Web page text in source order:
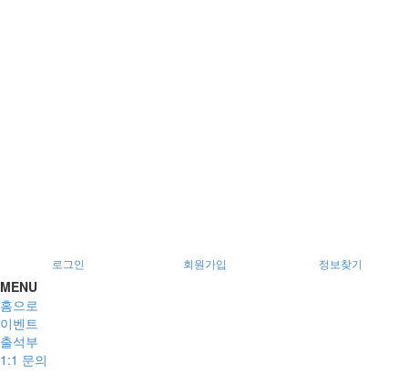
로그인 회원가입 정보찾기
MENU
홈으로
이벤트
출석부
1:1 문의